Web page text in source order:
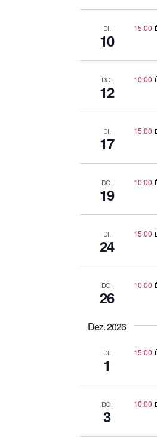
DI.
10
15:00
DO.
12
10:00
DI.
17
15:00
DO.
19
10:00
DI.
24
15:00
DO.
26
10:00
Dez. 2026
DI.
1
15:00
DO.
3
10:00